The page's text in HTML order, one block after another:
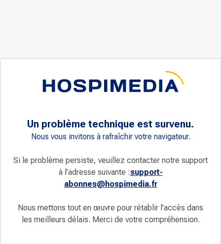
Un problème technique est survenu.
Nous vous invitons à rafraîchir votre navigateur.
Si le problème persiste, veuillez contacter notre support
à l’adresse suivante :support-
abonnes@hospimedia.fr
Nous mettons tout en œuvre pour rétablir l’accès dans
les meilleurs délais. Merci de votre compréhension.